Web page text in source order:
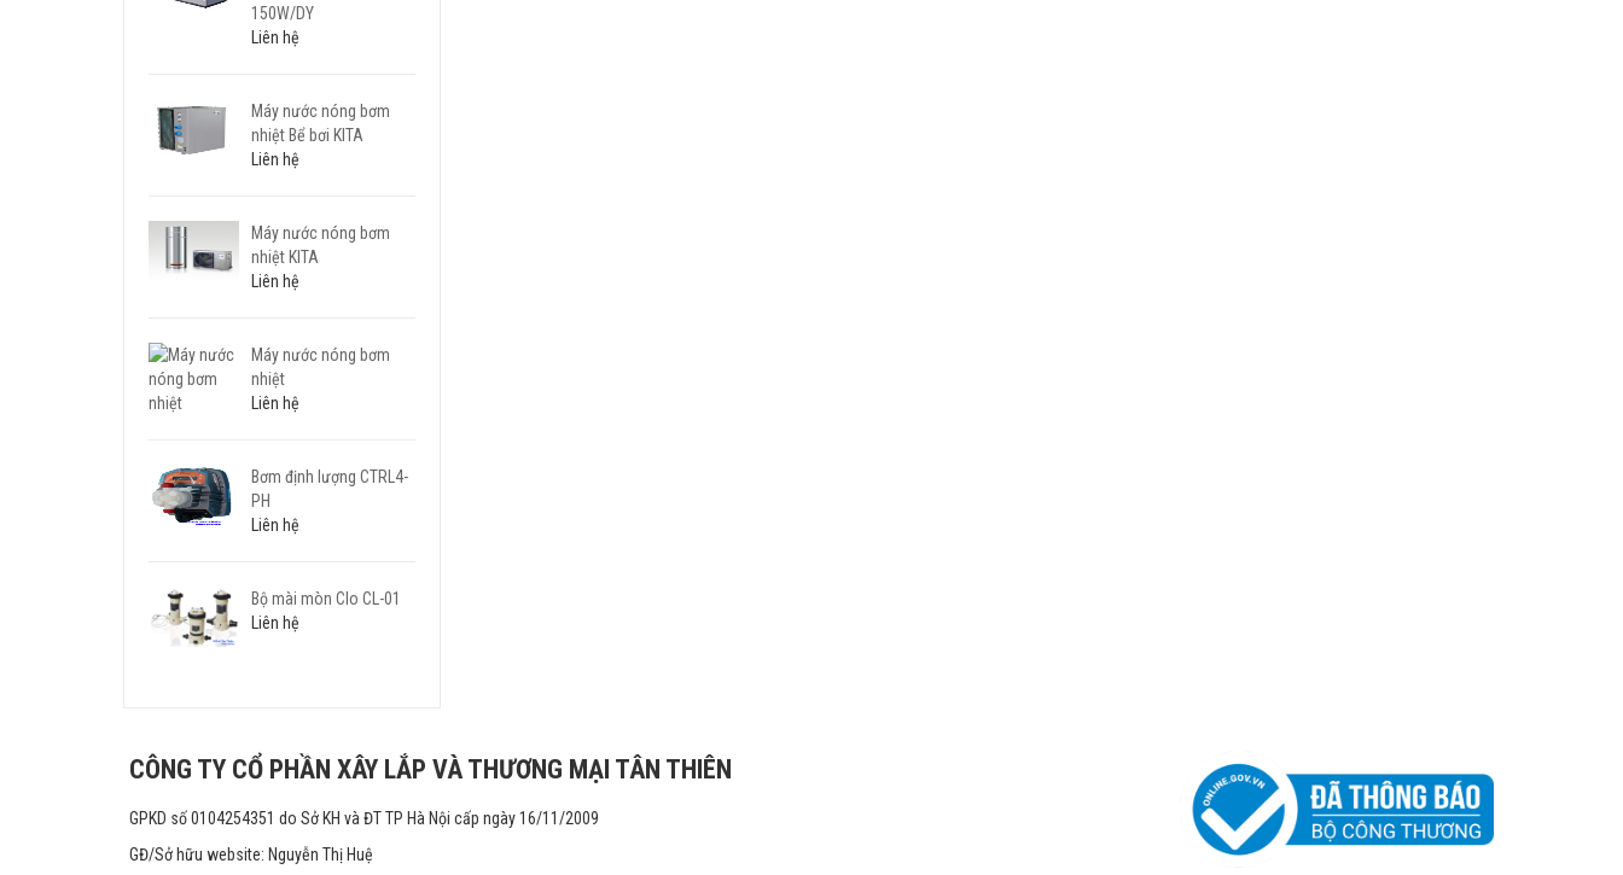
150W/DY
Liên hệ
Máy nước nóng bơm
nhiệt Bể bơi KITA
Liên hệ
Máy nước nóng bơm
nhiệt KITA
Liên hệ
Máy nước nóng bơm
nhiệt
Liên hệ
Bơm định lượng CTRL4-
PH
Liên hệ
Bộ mài mòn Clo CL-01
Liên hệ
CÔNG TY CỔ PHẦN XÂY LẮP VÀ THƯƠNG MẠI TÂN THIÊN
GPKD số 0104254351 do Sở KH và ĐT TP Hà Nội cấp ngày 16/11/2009
GĐ/Sở hữu website: Nguyễn Thị Huệ